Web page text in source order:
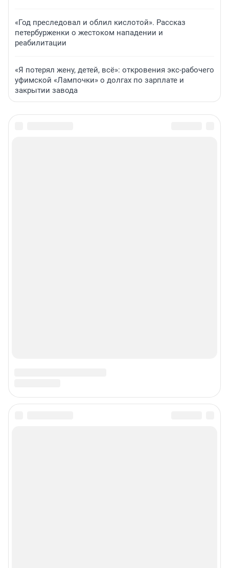
«Год преследовал и облил кислотой». Рассказ
петербурженки о жестоком нападении и
реабилитации
«Я потерял жену, детей, всё»: откровения экс-рабочего
уфимской «Лампочки» о долгах по зарплате и
закрытии завода